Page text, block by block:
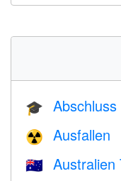
🎓 Abschluss
☢️ Ausfallen
🇦🇺 Australien